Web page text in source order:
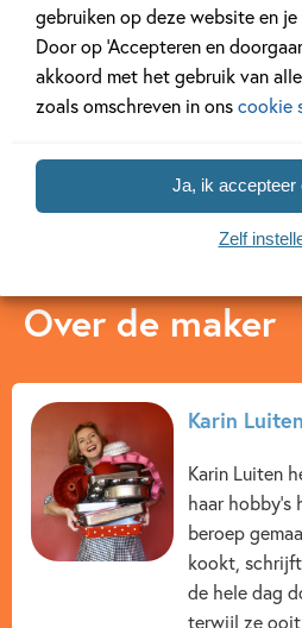
gebruiken op deze website en je
Door op ‘Accepteren en
akkoord met het gebruik van
zoals omschreven in onscookie
Ja, ik accepteer
Zelf
Koken met Karin
– Pizza & Pasta
Karin Luiten
–
Over de maker
Karin Luiten
Karin Luiten
haar hobby’s
beroep
kookt,
de hele dag
terwijl ze